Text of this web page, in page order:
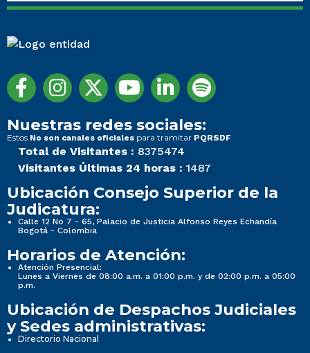
Nuestras redes sociales:
Estos No son canales oficiales para tramitar PQRSDF
Total de Visitantes : 8375474
Visitantes Últimas 24 horas : 1487
Ubicación Consejo Superior de la
Judicatura:
Calle 12 No 7 - 65, Palacio de Justicia Alfonso Reyes Echandía
Bogotá - Colombia
Horarios de Atención:
Atención Presencial:
Lunes a Viernes de 08:00 a.m. a 01:00 p.m. y de 02:00 p.m. a 05:00
p.m.
Ubicación de Despachos Judiciales
y Sedes administrativas:
Directorio Nacional